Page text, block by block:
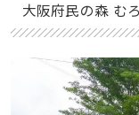
大阪府民の森 む